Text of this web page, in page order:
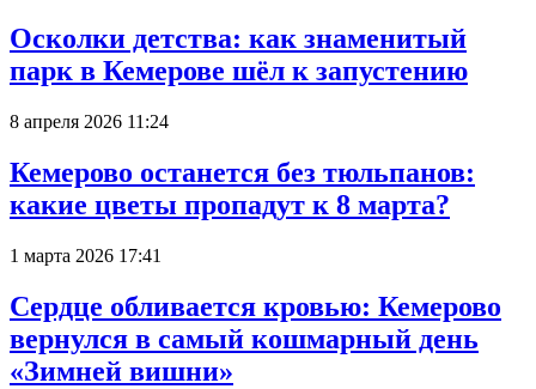
Осколки детства: как знаменитый
парк в Кемерове шёл к запустению
8 апреля 2026 11:24
Кемерово останется без тюльпанов:
какие цветы пропадут к 8 марта?
1 марта 2026 17:41
Сердце обливается кровью: Кемерово
вернулся в самый кошмарный день
«Зимней вишни»